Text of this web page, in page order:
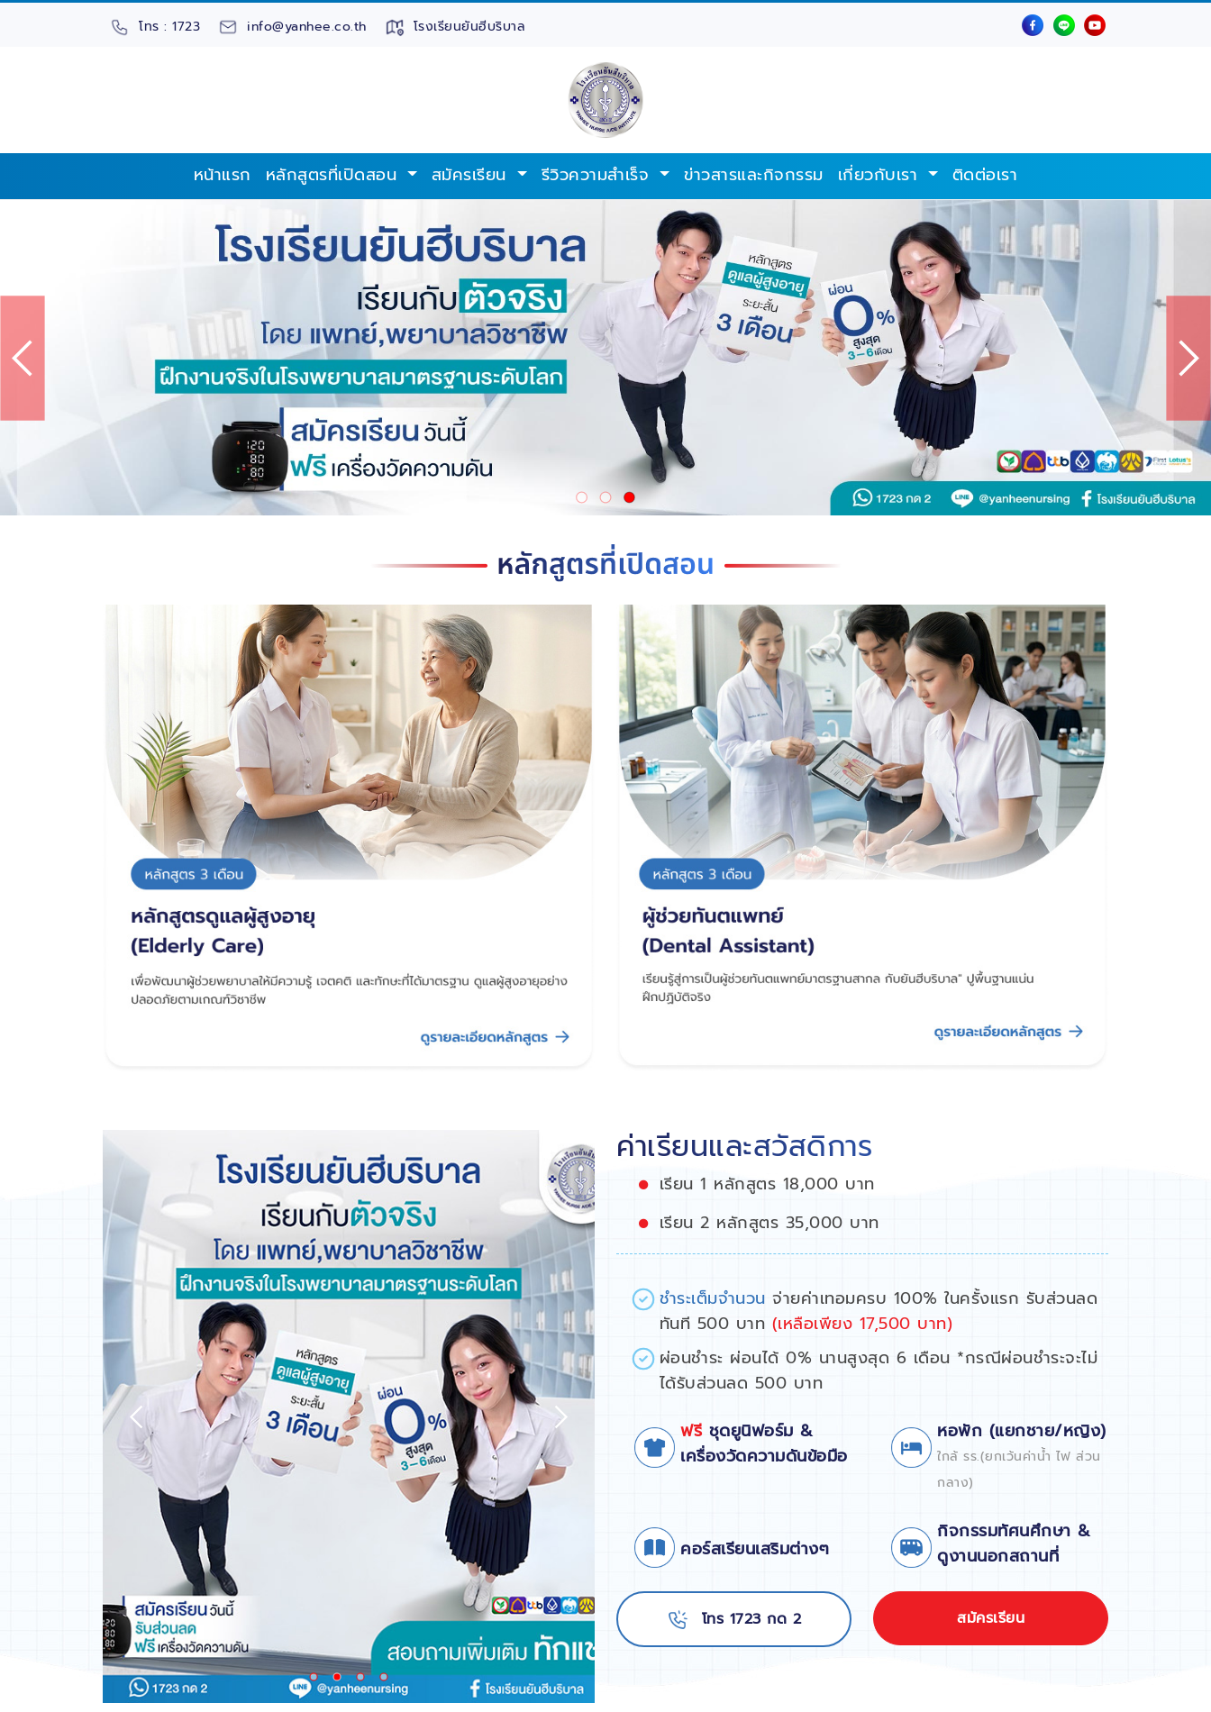
โทร : 1723 info@yanhee.co.th โรงเรียนยันฮีบริบาล
หน้าแรก หลักสูตรที่เปิดสอน สมัครเรียน รีวิวความสำเร็จ ข่าวสารและกิจกรรม เกี่ยวกับเรา ติดต่อเรา
ค่าเรียนและสวัสดิการ
เรียน 1 หลักสูตร 18,000 บาท
เรียน 2 หลักสูตร 35,000 บาท
ชำระเต็มจำนวน จ่ายค่าเทอมครบ 100% ในครั้งแรก รับส่วนลด
ทันที 500 บาท (เหลือเพียง 17,500 บาท)
ผ่อนชำระ ผ่อนได้ 0% นานสูงสุด 6 เดือน *กรณีผ่อนชำระจะไม่
ได้รับส่วนลด 500 บาท
ฟรี ชุดยูนิฟอร์ม &
เครื่องวัดความดันข้อมือ
หอพัก (แยกชาย/หญิง)
ใกล้ รร.(ยกเว้นค่าน้ำ ไฟ ส่วน
กลาง)
คอร์สเรียนเสริมต่างๆ
กิจกรรมทัศนศึกษา &
ดูงานนอกสถานที่
โทร 1723 กด 2 สมัครเรียน